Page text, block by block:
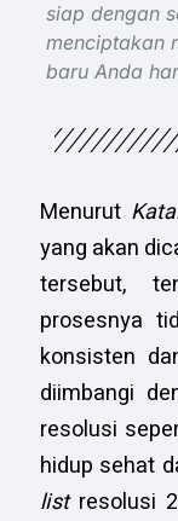
siap dengan
menciptakan
baru Anda
Menurut
yang akan
tersebut,
prosesnya
konsisten
diimbangi
resolusi
hidup sehat
listresolusi